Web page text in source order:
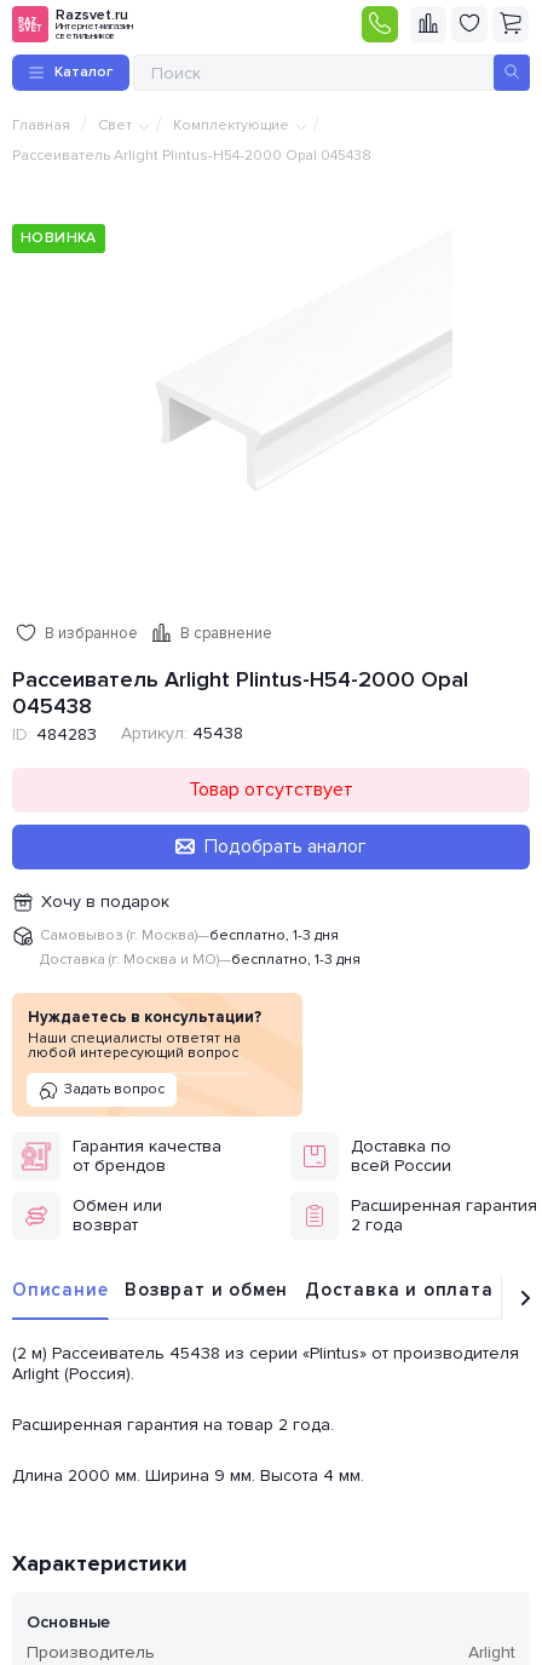
Razsvet.ru
Интернет-магазин
светильников
Каталог
Главная / Свет / Комплектующие /
Рассеиватель Arlight Plintus-H54-2000 Opal 045438
НОВИНКА
В избранное В сравнение
Рассеиватель Arlight Plintus-H54-2000 Opal
045438
ID: 484283 Артикул: 45438
Товар отсутствует
Подобрать аналог
Хочу в подарок
Самовывоз (г. Москва)—бесплатно, 1-3 дня
Доставка (г. Москва и МО)—бесплатно, 1-3 дня
Нуждаетесь в консультации?
Наши специалисты ответят на
любой интересующий вопрос
Задать вопрос
Гарантия качества
от брендов
Доставка по
всей России
Обмен или
возврат
Расширенная гарантия
2 года
Описание Возврат и обмен Доставка и оплата
(2 м) Рассеиватель 45438 из серии «Plintus» от производителя
Arlight (Россия).
Расширенная гарантия на товар 2 года.
Длина 2000 мм. Ширина 9 мм. Высота 4 мм.
Характеристики
Основные
Производитель
Arlight